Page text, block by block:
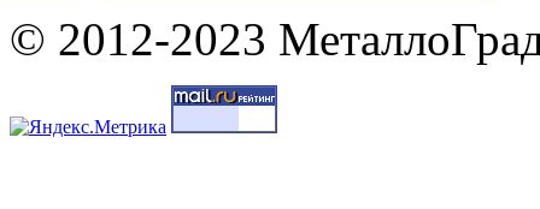
© 2012-2023